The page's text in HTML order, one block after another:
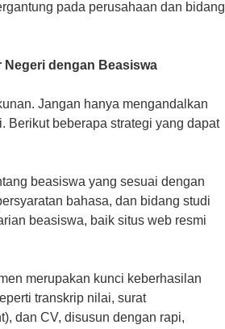
pada perusahaan dan bidang
dengan Beasiswa
Jangan hanya mengandalkan
Berikut beberapa strategi yang dapat
beasiswa yang sesuai dengan
bahasa, dan bidang studi
beasiswa, baik situs web resmi
merupakan kunci keberhasilan
transkrip nilai, surat
dan CV, disusun dengan rapi,